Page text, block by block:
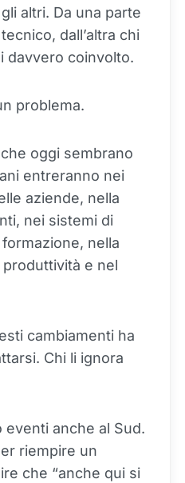
altri. Da una parte
dall’altra chi
davvero coinvolto.
problema.
oggi sembrano
entreranno nei
aziende, nella
nei sistemi di
nella
e nel
cambiamenti ha
Chi li ignora
anche al Sud.
riempire un
che “anche qui si